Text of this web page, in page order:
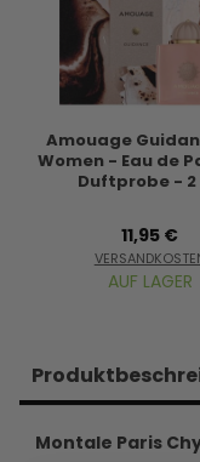
Amouage
Women - Eau de
Duftprobe - 2
11,95 €
AUF LAGER
Montale Paris